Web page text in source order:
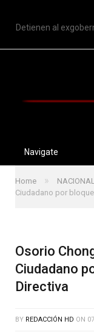
Detienen al
Navigate
Home »
Ciudadano por
Osorio
Ciudadano
Directiva
BY REDACCIÓN HD ON